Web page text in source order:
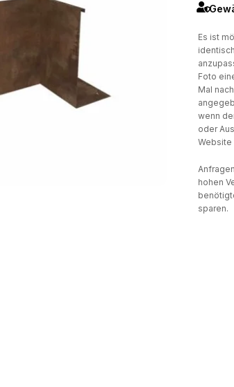
Es ist
Foto
Mal
wenn
oder
Website
hohen
sparen.